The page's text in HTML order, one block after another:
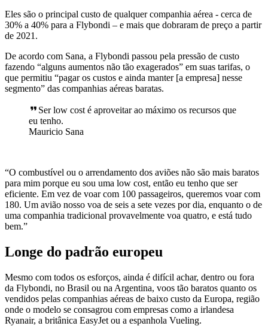
Eles são o principal custo de qualquer companhia aérea - cerca de
30% a 40% para a Flybondi – e mais que dobraram de preço a partir
de 2021.
De acordo com Sana, a Flybondi passou pela pressão de custo
fazendo “alguns aumentos não tão exagerados” em suas tarifas, o
que permitiu “pagar os custos e ainda manter [a empresa] nesse
segmento” das companhias aéreas baratas.
Ser low cost é aproveitar ao máximo os recursos que
eu tenho.
Mauricio Sana
“O combustível ou o arrendamento dos aviões não são mais baratos
para mim porque eu sou uma low cost, então eu tenho que ser
eficiente. Em vez de voar com 100 passageiros, queremos voar com
180. Um avião nosso voa de seis a sete vezes por dia, enquanto o de
uma companhia tradicional provavelmente voa quatro, e está tudo
bem.”
Longe do padrão europeu
Mesmo com todos os esforços, ainda é difícil achar, dentro ou fora
da Flybondi, no Brasil ou na Argentina, voos tão baratos quanto os
vendidos pelas companhias aéreas de baixo custo da Europa, região
onde o modelo se consagrou com empresas como a irlandesa
Ryanair, a britânica EasyJet ou a espanhola Vueling.